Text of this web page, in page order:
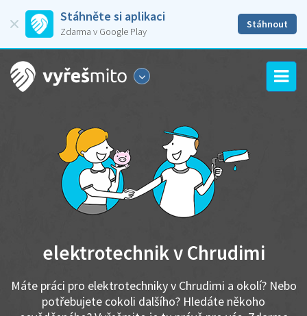
Stáhněte si aplikaci
Zdarma v Google Play
Stáhnout
elektrotechnik v Chrudimi
Máte práci pro elektrotechniky v Chrudimi a okolí? Nebo
potřebujete cokoli dalšího? Hledáte někoho